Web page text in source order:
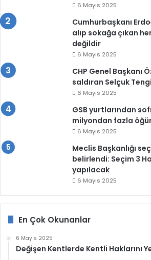
6 Mayıs 2025
Cumhurbaşkanı
alıp sokağa çıkan
değildir
6 Mayıs 2025
CHP Genel Başkanı
saldıran Selçuk
6 Mayıs 2025
GSB yurtlarından
milyondan fazla
6 Mayıs 2025
Meclis Başkanlığı
belirlendi: Seçim 3
yapılacak
6 Mayıs 2025
En Çok Okunanlar
6 Mayıs 2025
Değişen Kentlerde Kentli Haklarını